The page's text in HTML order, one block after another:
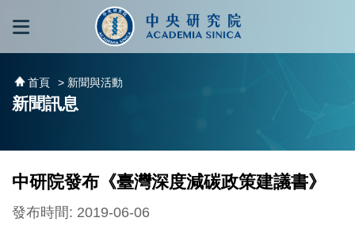
跳到主要內容區塊
首頁 > 新聞與活動
新聞訊息
中研院發布《臺灣深度減碳政策建議書》
發布時間: 2019-06-06